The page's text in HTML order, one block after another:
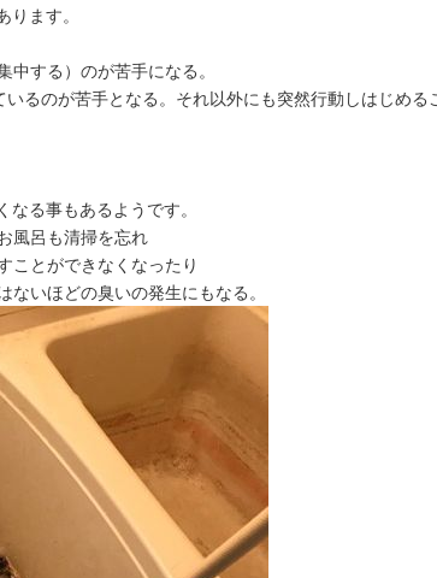
ます。
する）のが苦手になる。
るのが苦手となる。それ以外にも突然行動しはじめる
る事もあるようです。
風呂も清掃を忘れ
ことができなくなったり
いほどの臭いの発生にもなる。